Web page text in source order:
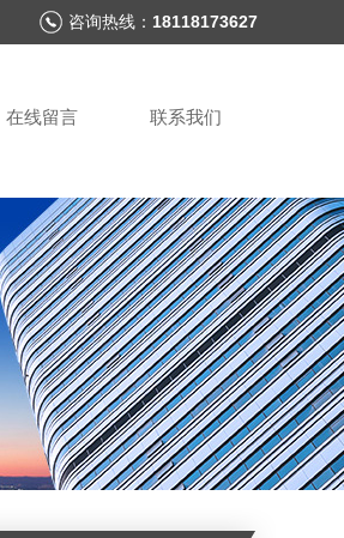
咨询热线： 18118173627
在线留言 联系我们